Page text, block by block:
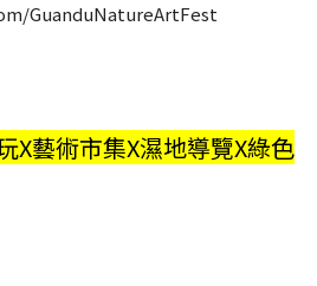
GuanduNatureArtFest
X藝術市集X濕地導覽X綠色